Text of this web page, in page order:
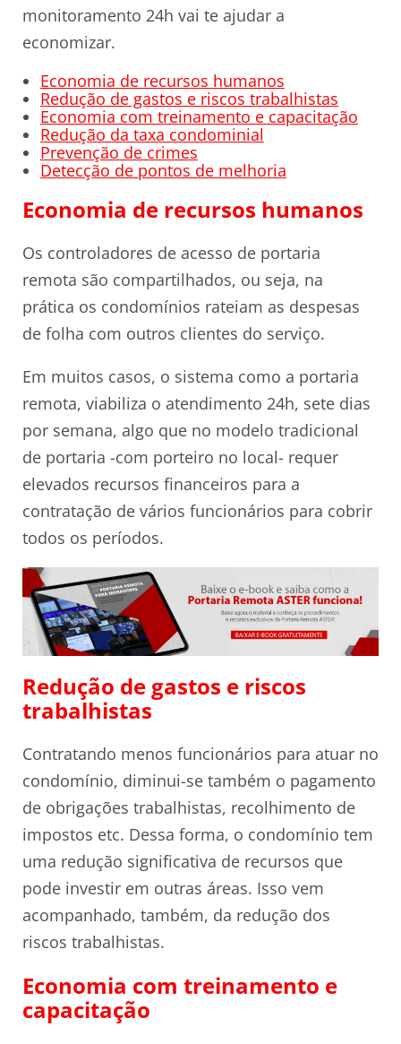
monitoramento 24h vai te ajudar a
economizar.
Economia de recursos humanos
Redução de gastos e riscos trabalhistas
Economia com treinamento e capacitação
Redução da taxa condominial
Prevenção de crimes
Detecção de pontos de melhoria
Economia de recursos humanos
Os controladores de acesso de portaria
remota são compartilhados, ou seja, na
prática os condomínios rateiam as despesas
de folha com outros clientes do serviço.
Em muitos casos, o sistema como a portaria
remota, viabiliza o atendimento 24h, sete dias
por semana, algo que no modelo tradicional
de portaria -com porteiro no local- requer
elevados recursos financeiros para a
contratação de vários funcionários para cobrir
todos os períodos.
Redução de gastos e riscos
trabalhistas
Contratando menos funcionários para atuar no
condomínio, diminui-se também o pagamento
de obrigações trabalhistas, recolhimento de
impostos etc. Dessa forma, o condomínio tem
uma redução significativa de recursos que
pode investir em outras áreas. Isso vem
acompanhado, também, da redução dos
riscos trabalhistas.
Economia com treinamento e
capacitação